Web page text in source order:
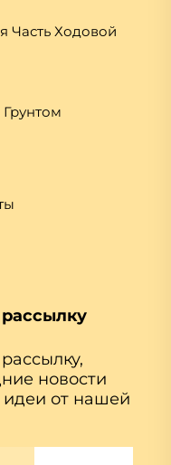
Часть Ходовой
новости
идеи от нашей